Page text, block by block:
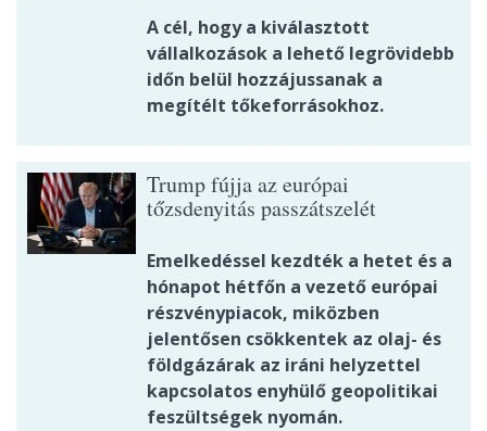
A cél, hogy a kiválasztott
vállalkozások a lehető legrövidebb
időn belül hozzájussanak a
megítélt tőkeforrásokhoz.
Trump fújja az európai
tőzsdenyitás passzátszelét
Emelkedéssel kezdték a hetet és a
hónapot hétfőn a vezető európai
részvénypiacok, miközben
jelentősen csökkentek az olaj- és
földgázárak az iráni helyzettel
kapcsolatos enyhülő geopolitikai
feszültségek nyomán.